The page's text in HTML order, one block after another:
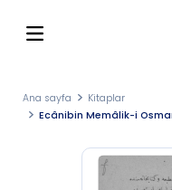
Ana sayfa
Kitaplar
Ecânibin Memâlik-i